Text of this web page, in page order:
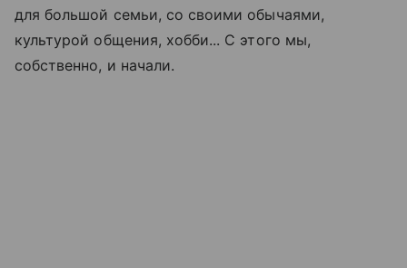
для большой семьи, со своими обычаями,
культурой общения, хобби... С этого мы,
собственно, и начали.